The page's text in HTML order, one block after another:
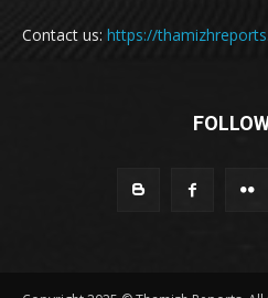
Contact us: https://